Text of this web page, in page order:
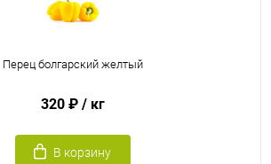
Перец болгарский желтый
320 ₽ / кг
В корзину